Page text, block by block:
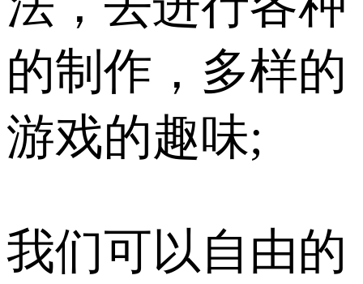
的制作，多样的
游戏的趣味;
我们可以自由的